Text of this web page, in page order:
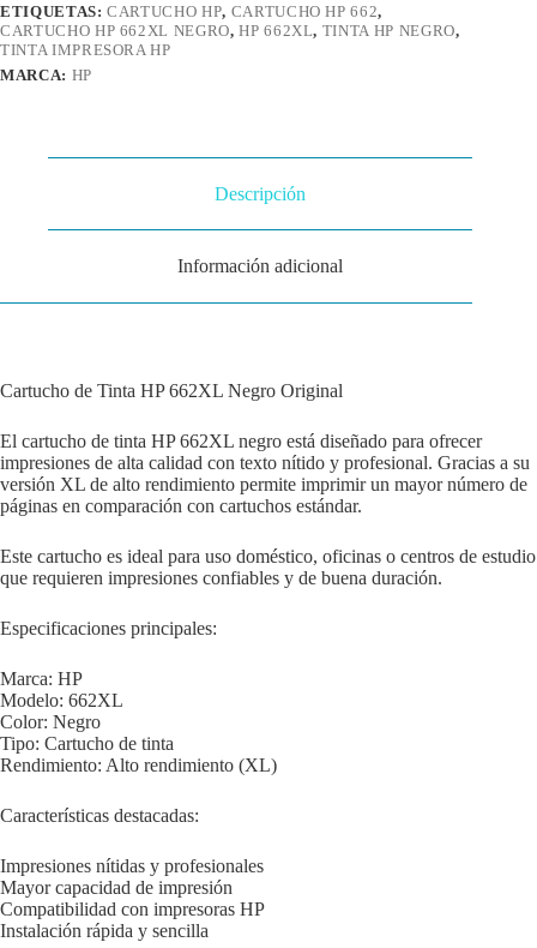
ETIQUETAS:CARTUCHO HP, CARTUCHO HP 662,
CARTUCHO HP 662XL NEGRO,HP 662XL, TINTA HP NEGRO,
TINTA IMPRESORA HP
MARCA: HP
Descripción
Información adicional
Cartucho de Tinta HP 662XL Negro Original
El cartucho de tinta HP 662XL negro está diseñado para ofrecer
impresiones de alta calidad con texto nítido y profesional. Gracias a su
versión XL de alto rendimiento permite imprimir un mayor número de
páginas en comparación con cartuchos estándar.
Este cartucho es ideal para uso doméstico, oficinas o centros de estudio
que requieren impresiones confiables y de buena duración.
Especificaciones principales:
Marca: HP
Modelo: 662XL
Color: Negro
Tipo: Cartucho de tinta
Rendimiento: Alto rendimiento (XL)
Características destacadas:
Impresiones nítidas y profesionales
Mayor capacidad de impresión
Compatibilidad con impresoras HP
Instalación rápida y sencilla